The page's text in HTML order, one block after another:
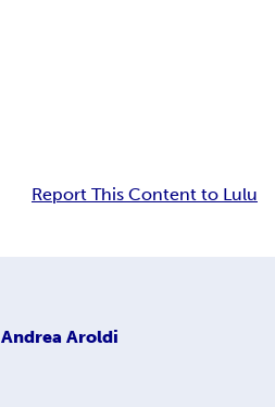
Report This Content to Lulu
Andrea Aroldi